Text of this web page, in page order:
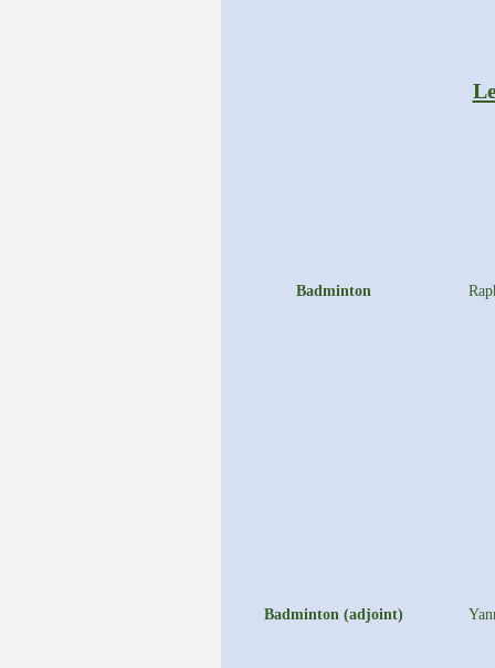
Badminton
Badminton (adjoint)